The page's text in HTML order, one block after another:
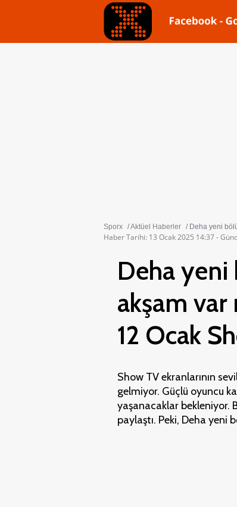
Sporx Aktüel Haberler Deha yeni
Haber Tarihi: 13 Ocak 2025 14:37 -
Deha
akşam var
12 Ocak
Show TV ekranlarının
gelmiyor. Güçlü oyuncu
yaşanacaklar bekleniyor.
paylaştı. Peki, Deha yeni